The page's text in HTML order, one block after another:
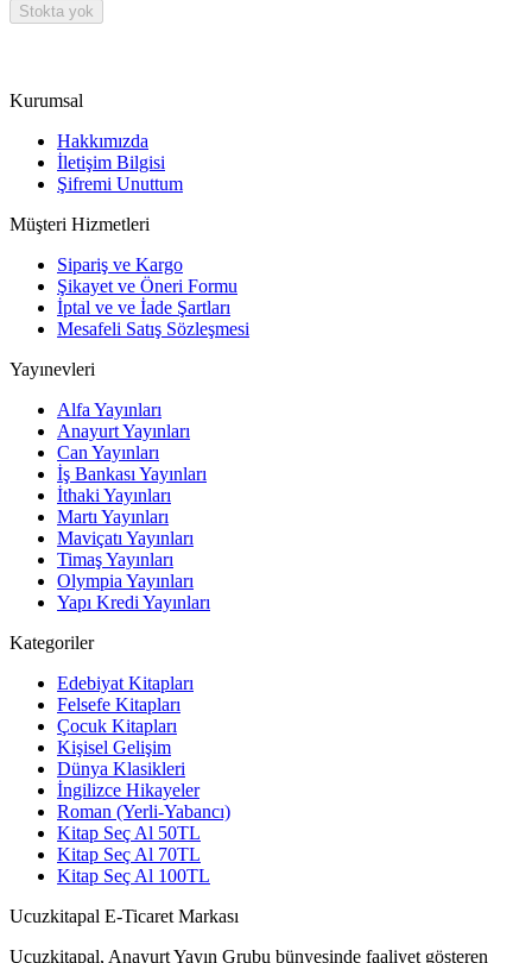
Stokta yok
Kurumsal
Hakkımızda
İletişim Bilgisi
Şifremi Unuttum
Müşteri Hizmetleri
Sipariş ve Kargo
Şikayet ve Öneri Formu
İptal ve ve İade Şartları
Mesafeli Satış Sözleşmesi
Yayınevleri
Alfa Yayınları
Anayurt Yayınları
Can Yayınları
İş Bankası Yayınları
İthaki Yayınları
Martı Yayınları
Maviçatı Yayınları
Timaş Yayınları
Olympia Yayınları
Yapı Kredi Yayınları
Kategoriler
Edebiyat Kitapları
Felsefe Kitapları
Çocuk Kitapları
Kişisel Gelişim
Dünya Klasikleri
İngilizce Hikayeler
Roman (Yerli-Yabancı)
Kitap Seç Al 50TL
Kitap Seç Al 70TL
Kitap Seç Al 100TL
Ucuzkitapal E-Ticaret Markası
Ucuzkitapal, Anayurt Yayın Grubu bünyesinde faaliyet gösteren